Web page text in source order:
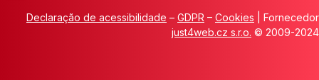
Declaração de acessibilidade – GDPR – Cookies | Fornecedor
just4web.cz s.r.o. © 2009-2024